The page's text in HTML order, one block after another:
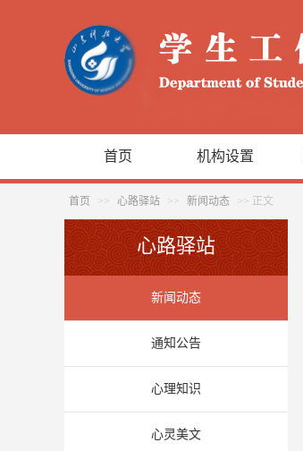
首页 机构设置
首页 >> 心路驿站 >> 新闻动态 >> 正文
心路驿站
新闻动态
通知公告
心理知识
心灵美文